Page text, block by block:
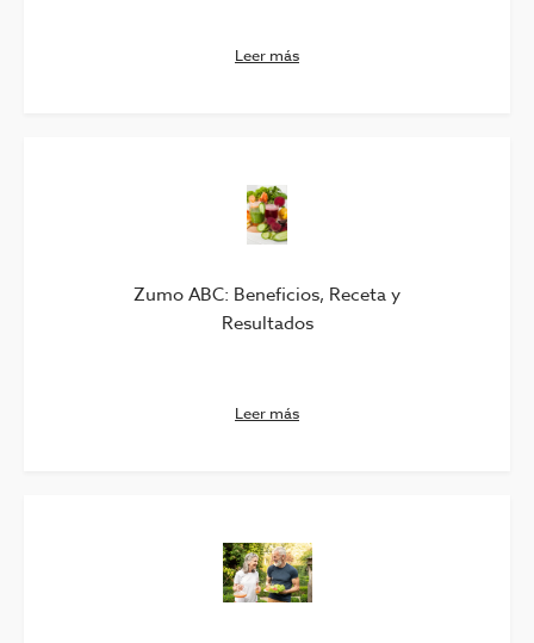
Leer más
Zumo ABC: Beneficios, Receta y
Resultados
Leer más